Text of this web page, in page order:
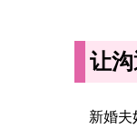
让
新婚夫